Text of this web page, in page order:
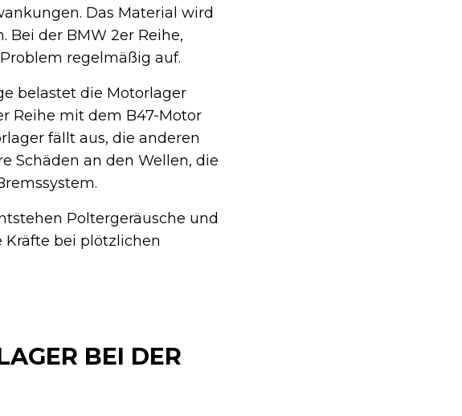
Das Material wird
Bei der BMW 2er Reihe,
regelmäßig auf.
belastet die Motorlager
Reihe mit dem B47-Motor
fällt aus, die anderen
Schäden an den Wellen, die
Poltergeräusche und
bei plötzlichen
BEI DER